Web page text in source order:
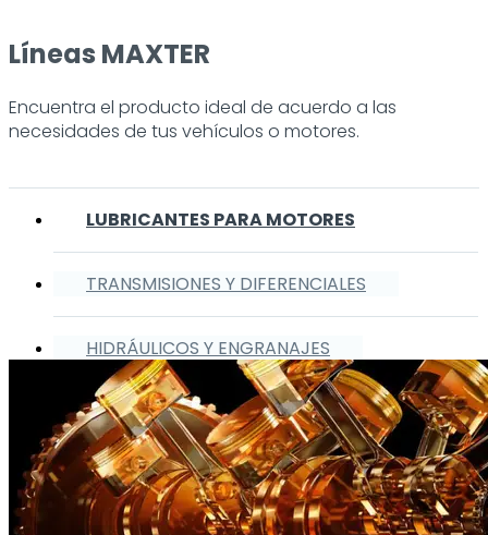
Líneas MAXTER
Encuentra el producto ideal de acuerdo a las
necesidades de tus vehículos o motores.
LUBRICANTES PARA MOTORES
TRANSMISIONES Y DIFERENCIALES
HIDRÁULICOS Y ENGRANAJES